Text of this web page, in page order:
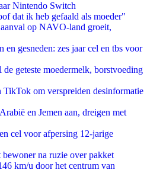
Nintendo Switch
dat ik heb gefaald als moeder"
op NAVO-land groeit,
en gesneden: zes jaar cel en tbs voor
geteste moedermelk, borstvoeding
om verspreiden desinformatie
en Jemen aan, dreigen met
cel voor afpersing 12-jarige
na ruzie over pakket
km/u door het centrum van